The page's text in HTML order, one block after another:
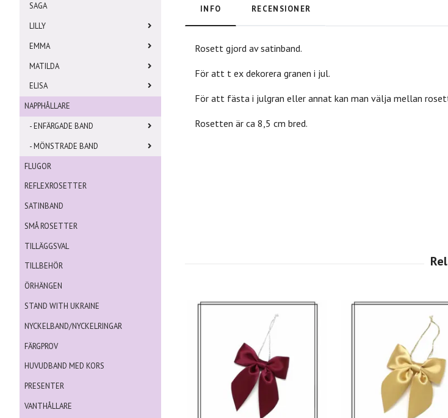
SAGA
LILLY
EMMA
MATILDA
ELISA
NAPPHÅLLARE
- ENFÄRGADE BAND
- MÖNSTRADE BAND
FLUGOR
REFLEXROSETTER
SATINBAND
SMÅ ROSETTER
TILLÄGGSVAL
TILLBEHÖR
ÖRHÄNGEN
STAND WITH UKRAINE
NYCKELBAND/NYCKELRINGAR
FÄRGPROV
HUVUDBAND MED KORS
PRESENTER
VANTHÅLLARE
INFO RECENSIONER
Rosett gjord av satinband.
För att t ex dekorera granen i jul.
För att fästa i julgran eller annat kan man välja mellan
Rosetten är ca 8,5 cm bred.